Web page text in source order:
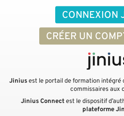
CONNEXION
CRÉER UN
Jiniusest le portail de formation intégré
commissaires aux
Jinius Connectest le dispositif
plateforme